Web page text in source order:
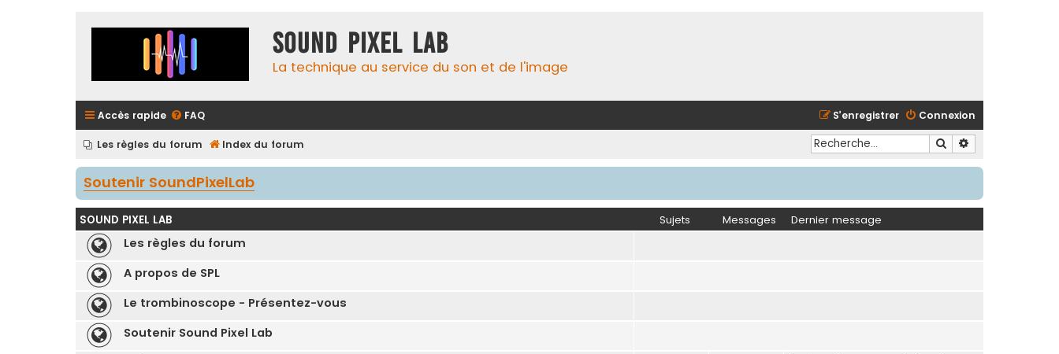
Sound Pixel Lab
La technique au service du son et de l'image
Accès rapide FAQ Connexion
S’enregistrer
Les règles du forum Index du forum Rechercher
Soutenir SoundPixelLab
SOUND PIXEL LAB Sujets Messages Dernier message
Les règles du forum
A propos de SPL
Le trombinoscope - Présentez-vous
Soutenir Sound Pixel Lab